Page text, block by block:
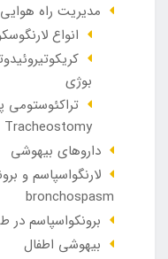
مدیریت راه هوایی
انواع
بوژی
Tracheostomy
داروهای بیهوشی
bronchospasm
برونکواسپاسم
بیهوشی اطفال